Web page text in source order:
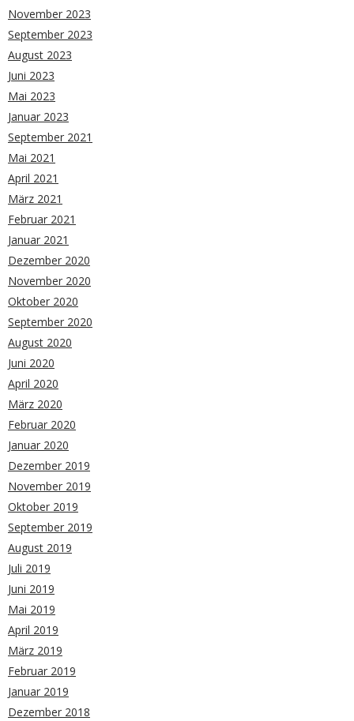
November 2023
September 2023
August 2023
Juni 2023
Mai 2023
Januar 2023
September 2021
Mai 2021
April 2021
März 2021
Februar 2021
Januar 2021
Dezember 2020
November 2020
Oktober 2020
September 2020
August 2020
Juni 2020
April 2020
März 2020
Februar 2020
Januar 2020
Dezember 2019
November 2019
Oktober 2019
September 2019
August 2019
Juli 2019
Juni 2019
Mai 2019
April 2019
März 2019
Februar 2019
Januar 2019
Dezember 2018